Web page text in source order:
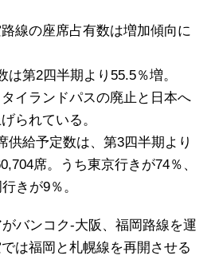
線の座席占有数は増加傾向に
第2四半期より55.5％増。
イランドパスの廃止と日本へ
られている。
供給予定数は、第3四半期より
席。うち東京行きが74％、
きが9％。
バンコク-大阪、福岡路線を運
は福岡と札幌線を再開させる